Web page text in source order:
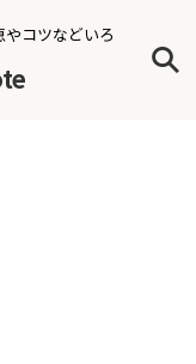
コツなどいろ